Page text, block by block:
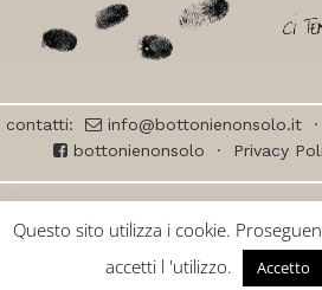
contatti: info@bottonienonsolo.it ·
bottonienonsolo · Privacy
Postumia 9, Udine – P.IVA 03163330305 ·
sviluppo web:
Questo sito utilizza i cookie.
accetti l 'utilizzo.
Accetto